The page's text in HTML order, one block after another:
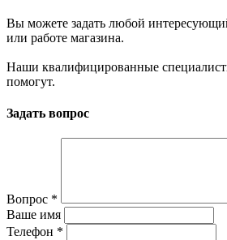
Вы можете задать любой
или работе магазина.
Наши квалифицированные
помогут.
Задать вопрос
Вопрос *
Ваше имя
Телефон *